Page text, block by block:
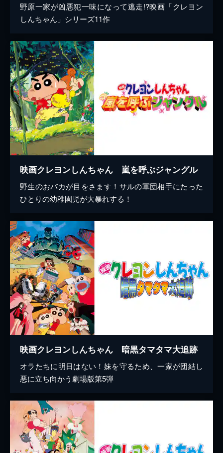
野原一家が凶悪犯一味になって逃走!?映画「クレヨン
しんちゃん」シリーズ11作
映画クレヨンしんちゃん 嵐を呼ぶジャングル
野生のおバカが目をさます！サルの軍団相手にたった
ひとりの幼稚園児が大暴れする！
映画クレヨンしんちゃん 暗黒タマタマ大追跡
オラたちに明日はない！妹を守るため、一家が団結し
悪に立ち向かう劇場版第5弾